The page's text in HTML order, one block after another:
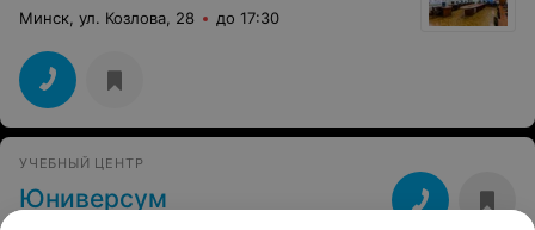
Минск, ул. Козлова, 28 до 17:30
УЧЕБНЫЙ ЦЕНТР
Юниверсум